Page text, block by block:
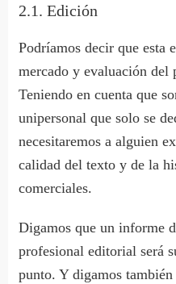
2.1. Edición
Podríamos decir que esta
mercado y evaluación del
Teniendo en cuenta que
unipersonal que solo se
necesitaremos a alguien
calidad del texto y de la
comerciales.
Digamos que un informe
profesional editorial será
punto. Y digamos también